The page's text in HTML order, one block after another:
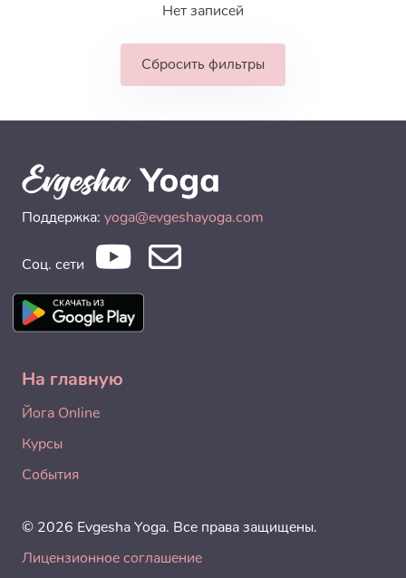
Нет записей
Сбросить фильтры
Поддержка: yoga@evgeshayoga.com
Соц. сети
На главную
Йога Online
Курсы
События
© 2026 Evgesha Yoga. Все права защищены.
Лицензионное соглашение